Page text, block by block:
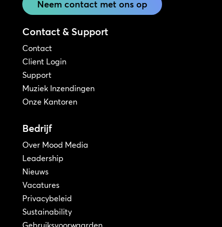
Neem contact met ons op
Contact & Support
Contact
Client Login
Support
Muziek Inzendingen
Onze Kantoren
Bedrijf
Over Mood Media
Leadership
Nieuws
Vacatures
Privacybeleid
Sustainability